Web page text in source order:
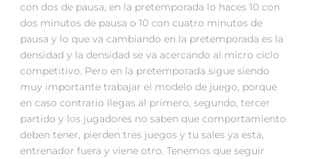
con dos de pausa, en la pretemporada lo haces 10 con
dos minutos de pausa o 10 con cuatro minutos de
pausa y lo que va cambiando en la pretemporada es la
densidad y la densidad se va acercando al micro ciclo
competitivo. Pero en la pretemporada sigue siendo
muy importante trabajar el modelo de juego, porque
en caso contrario llegas al primero, segundo, tercer
partido y los jugadores no saben que comportamiento
deben tener, pierden tres juegos y tu sales ya esta,
entrenador fuera y viene otro. Tenemos que seguir